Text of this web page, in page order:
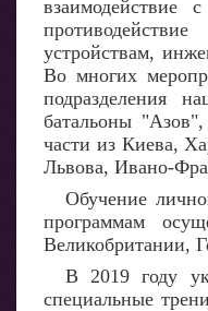
взаимодействие
устройствам,
Во многих
подразделения
батальоны
части из Киева,
Львова, Ивано-
Обучение
программам
Великобритании,
В 2019 году
специальные